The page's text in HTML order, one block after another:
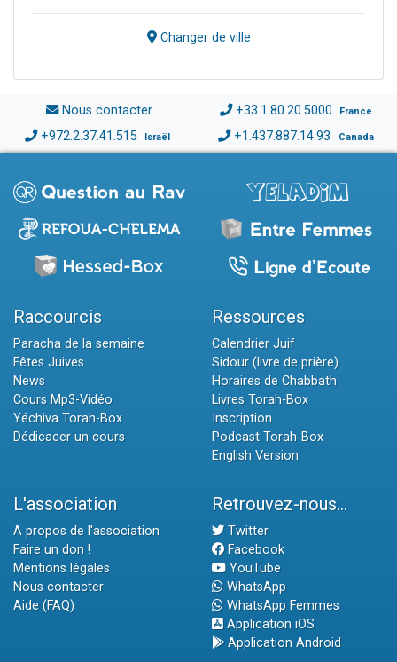
Changer de ville
Nous contacter +33.1.80.20.5000 France
+972.2.37.41.515 Israël +1.437.887.14.93 Canada
Raccourcis
Paracha de la semaine
Fêtes Juives
News
Cours Mp3-Vidéo
Yéchiva Torah-Box
Dédicacer un cours
Ressources
Calendrier Juif
Sidour (livre de prière)
Horaires de Chabbath
Livres Torah-Box
Inscription
Podcast Torah-Box
English Version
L'association
A propos de l'association
Faire un don !
Mentions légales
Nous contacter
Aide (FAQ)
Retrouvez-nous...
Twitter
Facebook
YouTube
WhatsApp
WhatsApp Femmes
Application iOS
Application Android